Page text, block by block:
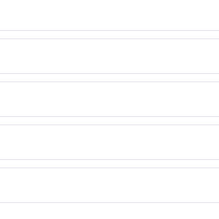
w drogocenne oleje: migdałowy, makadamia i
je, niweluje puszenie, a także wzmacnia końcówki i
wygładza je i dodaje im elastyczności.
włosom miękkości i naturalnego blasku.
zawiera 98% składników pochodzenia naturalnego. Szybko
DULCIS OIL, BRASSICAMIDOPROPYL
HYDROLYZED PEA PROTEIN, RICINUS COMMUNIS SEED
SEED OIL, PROPANEDIOL, SCHISANDRA CHINENSIS FRUIT
POTASSIUM SORBATE, SODIUM BENZOATE, TETRAMETHYL
na 5-20 min. Następnie dokładnie spłukać wodą.